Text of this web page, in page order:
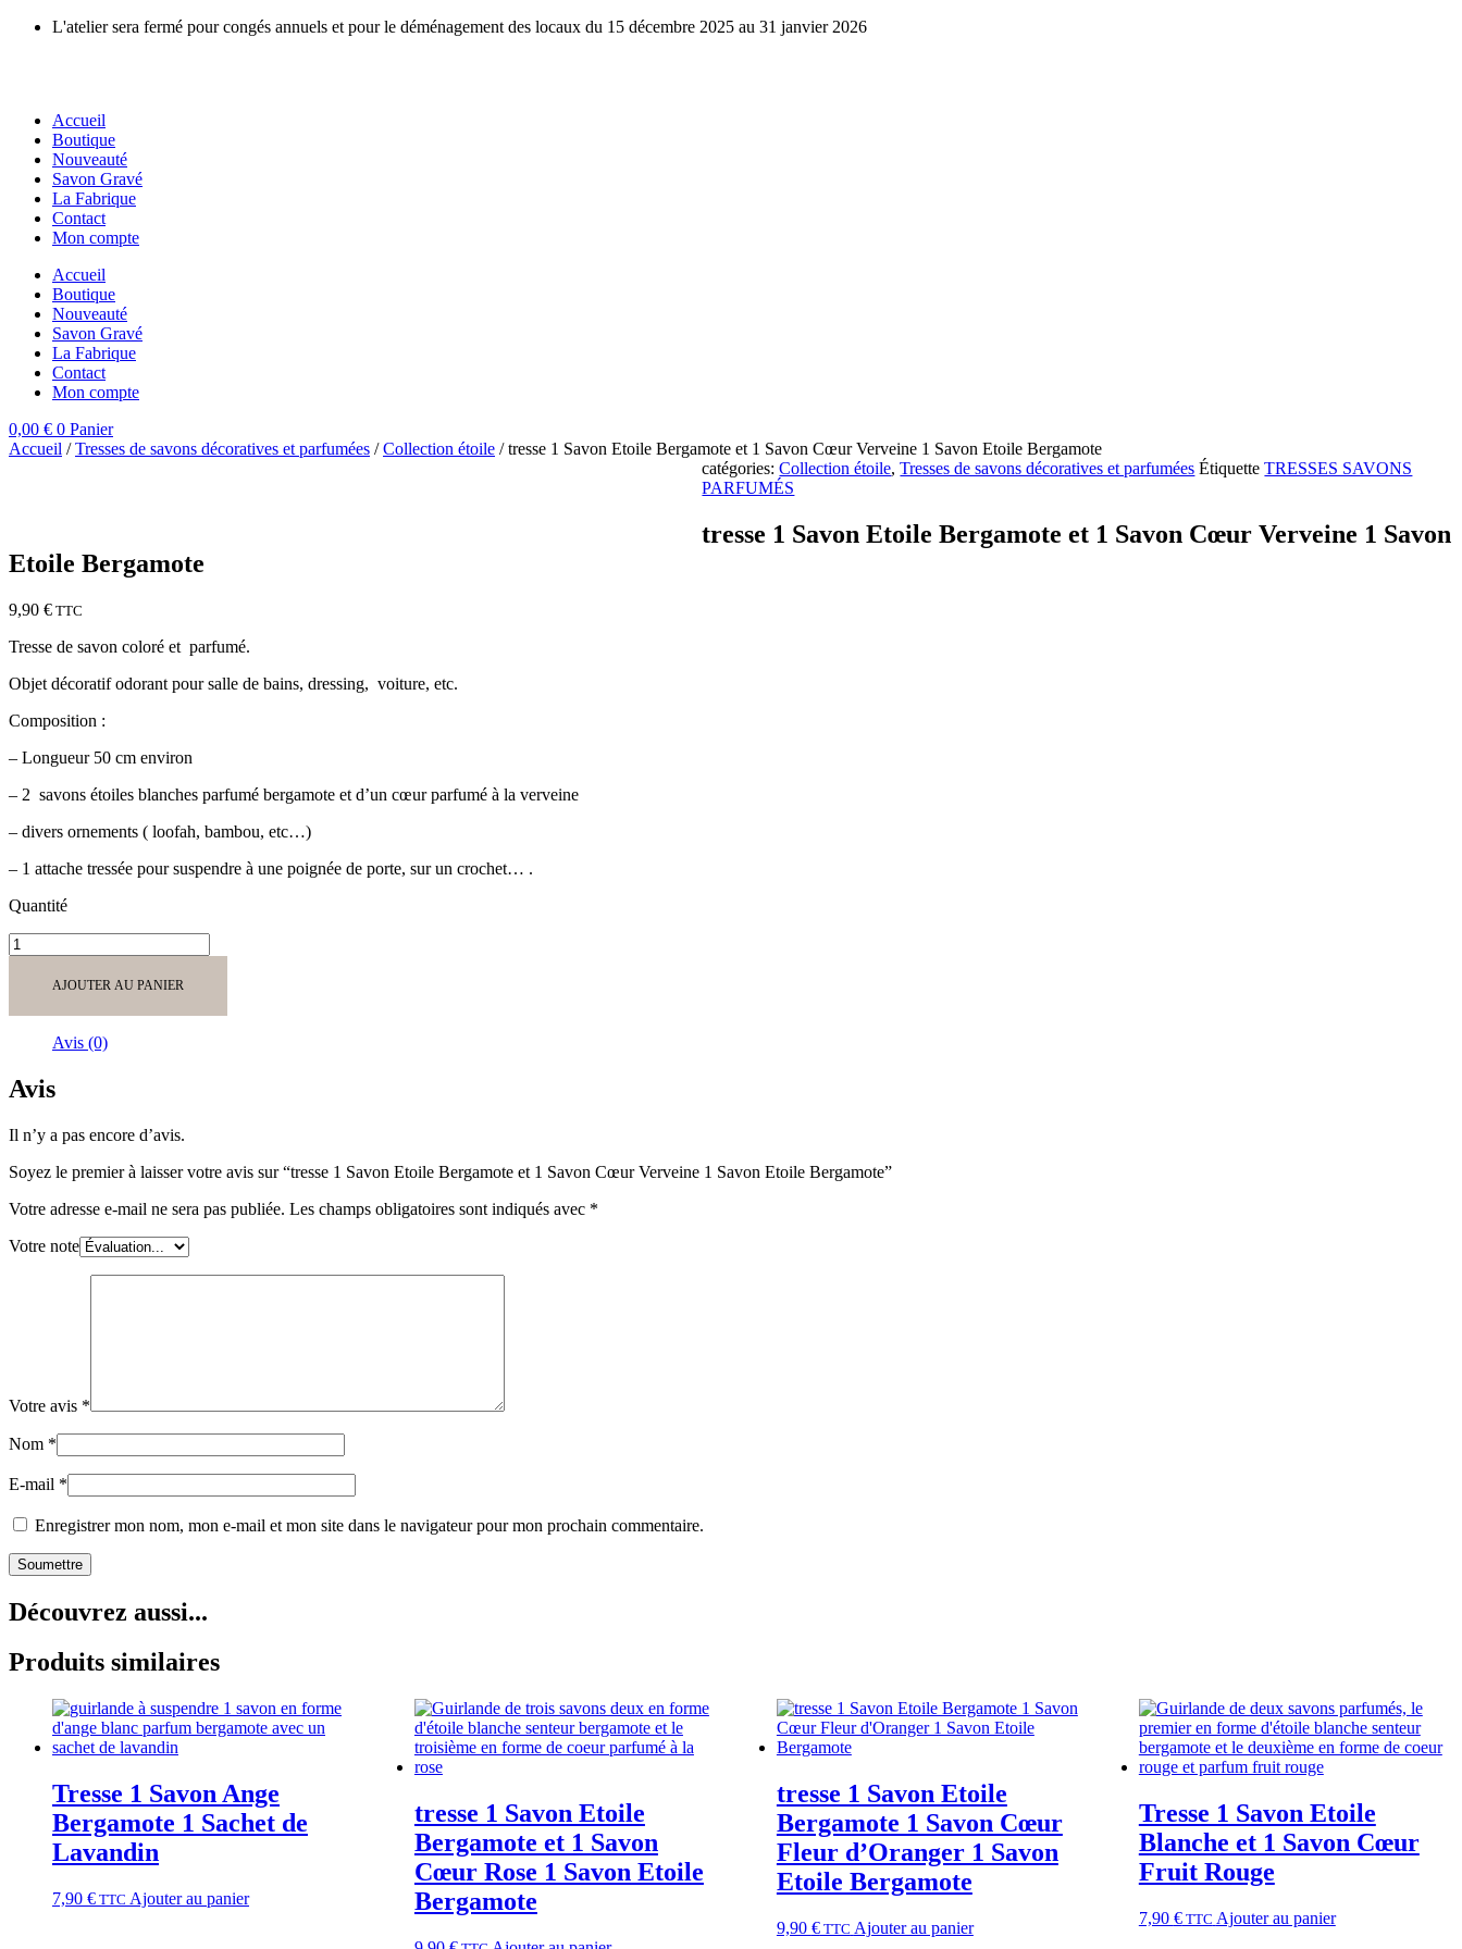
Aller
L'atelier sera fermé pour congés annuels et pour le déménagement des locaux du 15 décembre 2025 au 31 janvier 2026
Accueil
Boutique
Nouveauté
Savon Gravé
La Fabrique
Contact
Mon compte
Accueil
Boutique
Nouveauté
Savon Gravé
La Fabrique
Contact
Mon compte
0,00 € 0 Panier
Accueil /Tresses de savons décoratives et parfumées /Collection étoile / tresse 1 Savon Etoile Bergamote et 1 Savon Cœur Verveine 1 Savon Etoile Bergamote
catégories: Collection étoile,Tresses de savons décoratives et parfumées Étiquette TRESSES SAVONS
PARFUMÉS
tresse 1 Savon Etoile Bergamote et 1 Savon Cœur Verveine 1 Savon
Etoile Bergamote
9,90 € TTC
Tresse de savon coloré et parfumé.
Objet décoratif odorant pour salle de bains, dressing, voiture, etc.
Composition :
– Longueur 50 cm environ
– 2 savons étoiles blanches parfumé bergamote et d’un cœur parfumé à la verveine
– divers ornements ( loofah, bambou, etc…)
– 1 attache tressée pour suspendre à une poignée de porte, sur un crochet… .
Quantité
quantité
de
Savon
et
1
Cœur
1
Etoile
Bergamote
AJOUTER AU PANIER
Avis (0)
Avis
Il n’y a pas encore d’avis.
Soyez le premier à laisser votre avis sur “tresse 1 Savon Etoile Bergamote et 1 Savon Cœur Verveine 1 Savon Etoile Bergamote”
Votre adresse e-mail ne sera pas publiée. Les champs obligatoires sont indiqués avec *
Votre note
Votre avis *
Nom *
E-mail *
Enregistrer mon nom, mon e-mail et mon site dans le navigateur pour mon prochain commentaire.
Découvrez aussi...
Produits similaires
Tresse 1 Savon Ange
Bergamote 1 Sachet de
Lavandin
7,90 € TTC Ajouter au panier
tresse 1 Savon Etoile
Bergamote et 1 Savon
Cœur Rose 1 Savon Etoile
Bergamote
tresse 1 Savon Etoile
Bergamote 1 Savon Cœur
Fleur d’Oranger 1 Savon
Etoile Bergamote
9,90 €TTC Ajouter au panier
Tresse 1 Savon Etoile
Blanche et 1 Savon Cœur
Fruit Rouge
7,90 €TTC Ajouter au panier